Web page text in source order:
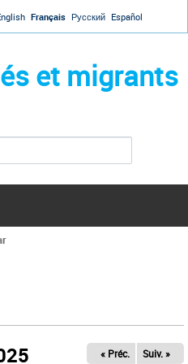
Français Русский Español
et migrants
« Préc. Suiv. »